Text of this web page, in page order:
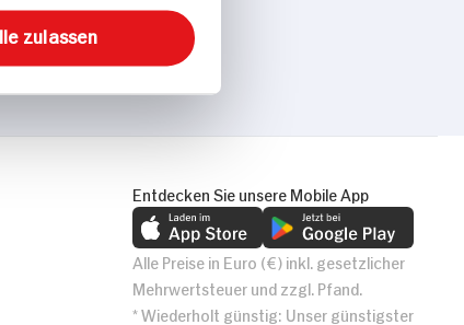
zulassen
Entdecken Sie unsere Mobile App
Alle Preise in Euro (€) inkl. gesetzlicher
Mehrwertsteuer und zzgl. Pfand.
* Wiederholt günstig: Unser günstigster